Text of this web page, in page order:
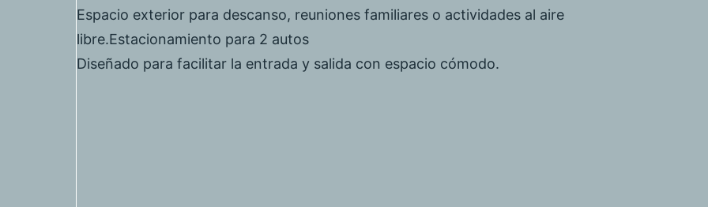
Espacio exterior para descanso, reuniones familiares o actividades al aire
libre.Estacionamiento para 2 autos
Diseñado para facilitar la entrada y salida con espacio cómodo.